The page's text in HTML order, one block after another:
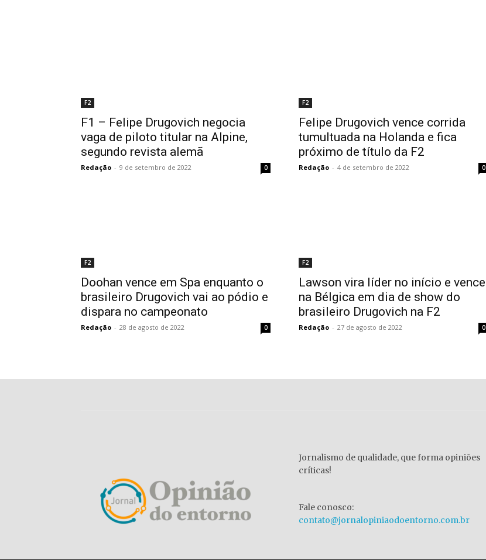
F2
F1 – Felipe Drugovich negocia
vaga de piloto titular na Alpine,
segundo revista alemã
Redação - 9 de setembro de 2022 0
F2
Felipe Drugovich vence corrida
tumultuada na Holanda e fica
próximo de título da F2
Redação - 4 de setembro de 2022 0
F2
Doohan vence em Spa enquanto o
brasileiro Drugovich vai ao pódio e
dispara no campeonato
Redação - 28 de agosto de 2022 0
F2
Lawson vira líder no início e vence
na Bélgica em dia de show do
brasileiro Drugovich na F2
Redação - 27 de agosto de 2022 0
Jornalismo de qualidade, que forma opiniões
críticas!
Fale conosco:
contato@jornalopiniaodoentorno.com.br